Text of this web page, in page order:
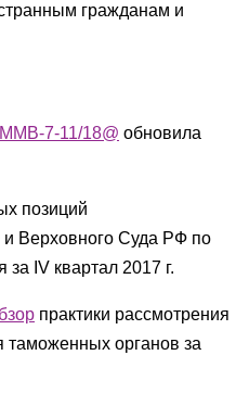
гражданам и
7-11/18@ обновила
позиций
и Верховного Суда РФ по
IV квартал 2017 г.
практики рассмотрения
органов за